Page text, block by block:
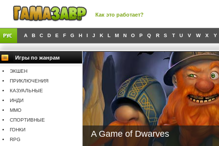
Как это работает?
A B C D E F G H I J K L M N O P Q R S T U V W X Y
Игры по жанрам
ЭКШЕН
ПРИКЛЮЧЕНИЯ
КАЗУАЛЬНЫЕ
ИНДИ
MMO
СПОРТИВНЫЕ
ГОНКИ
RPG
A Game of Dwarves